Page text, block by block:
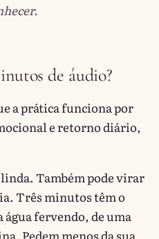
de áudio?
a prática funciona por
e retorno diário,
Também pode virar
Três minutos têm o
fervendo, de uma
Pedem menos da sua